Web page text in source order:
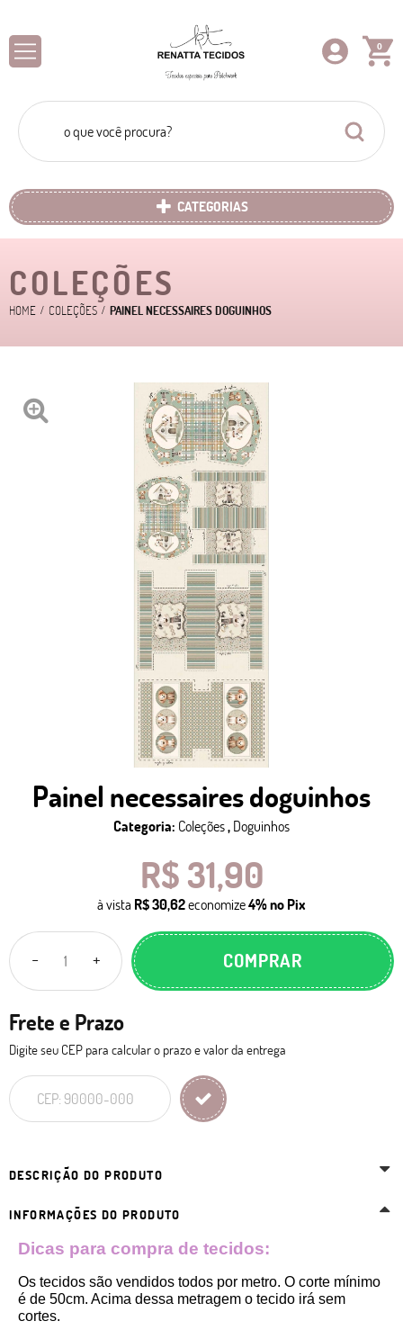
0
CATEGORIAS
COLEÇÕES
HOME COLEÇÕES PAINEL NECESSAIRES DOGUINHOS
Painel necessaires doguinhos
Categoria: Coleções, Doguinhos
R$ 31,90
à vista R$ 30,62economize4%no Pix
COMPRAR
Frete e Prazo
Digite seu CEP para calcular o prazo e valor da entrega
DESCRIÇÃO DO PRODUTO
INFORMAÇÕES DO PRODUTO
Dicas para compra de tecidos:
Os tecidos são vendidos todos por metro. O corte mínimo
é de 50cm. Acima dessa metragem o tecido irá sem
cortes.